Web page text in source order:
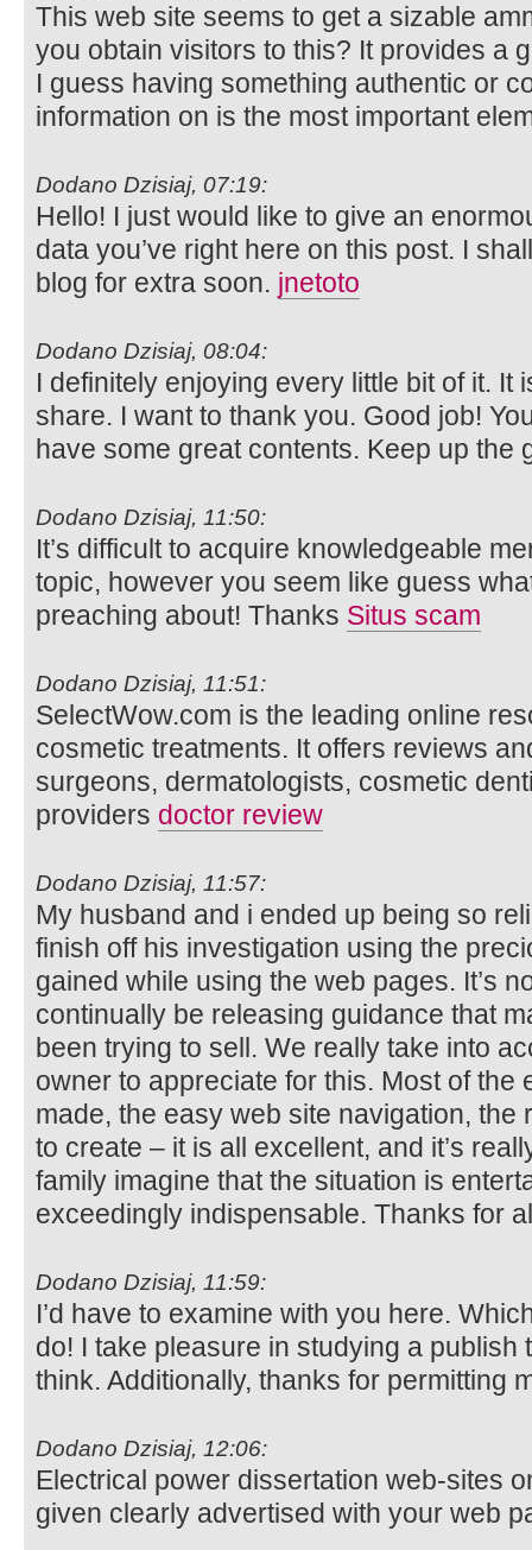
This web site seems to get a sizable
you obtain visitors to this? It provides a
I guess having something authentic or
information on is the most important
Dodano Dzisiaj, 07:19:
Hello! I just would like to give an
data you’ve right here on this post. I
blog for extra soon. jnetoto
Dodano Dzisiaj, 08:04:
I definitely enjoying every little bit of it. It
share. I want to thank you. Good job!
have some great contents. Keep up the
Dodano Dzisiaj, 11:50:
It’s difficult to acquire knowledgeable
topic, however you seem like guess
preaching about! Thanks Situs scam
Dodano Dzisiaj, 11:51:
SelectWow.com is the leading online
cosmetic treatments. It offers reviews
surgeons, dermatologists, cosmetic
providers doctor review
Dodano Dzisiaj, 11:57:
My husband and i ended up being so
finish off his investigation using the
gained while using the web pages. It’s
continually be releasing guidance that
been trying to sell. We really take into
owner to appreciate for this. Most of the
made, the easy web site navigation,
to create – it is all excellent, and it’s
family imagine that the situation is
exceedingly indispensable. Thanks for
Dodano Dzisiaj, 11:59:
I’d have to examine with you here.
do! I take pleasure in studying a publish
think. Additionally, thanks for permitting
Dodano Dzisiaj, 12:06:
Electrical power dissertation web-sites
given clearly advertised with your web